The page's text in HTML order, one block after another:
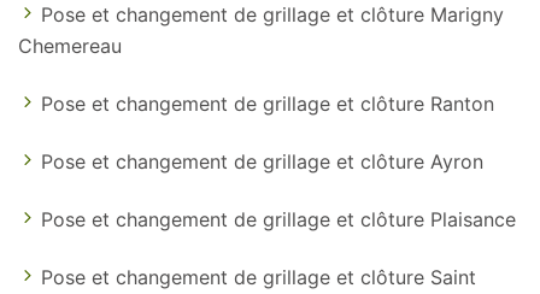
Pose et changement de grillage et clôture Marigny
Chemereau
Pose et changement de grillage et clôture Ranton
Pose et changement de grillage et clôture Ayron
Pose et changement de grillage et clôture Plaisance
Pose et changement de grillage et clôture Saint